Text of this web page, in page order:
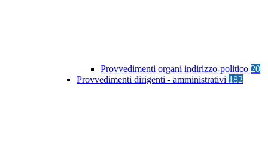
Provvedimenti organi indirizzo-politico 20
Provvedimenti dirigenti - amministrativi 182